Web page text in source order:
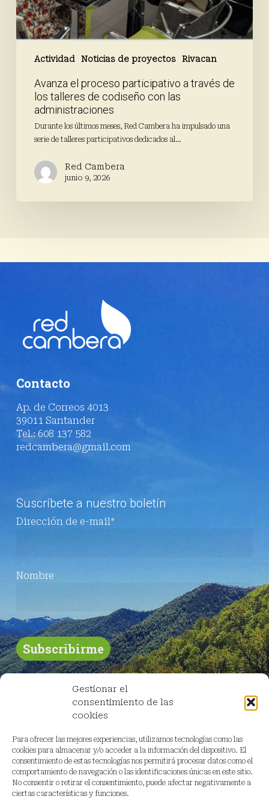
Gestionar el
consentimiento de las
cookies
Para ofrecer las mejores experiencias, utilizamos tecnologías como las
cookies para almacenar y/o acceder a la información del dispositivo. El
consentimiento de estas tecnologías nos permitirá procesar datos como el
comportamiento de navegación o las identificaciones únicas en este sitio.
No consentir o retirar el consentimiento, puede afectar negativamente a
ciertas características y funciones.
Actividad Noticias de proyectos Rivacan
Avanza el proceso participativo a través de
los talleres de codiseño con las
administraciones
Durante los últimos meses, Red Cambera ha impulsado una
serie de talleres participativos dedicados al…
Red Cambera
junio 9, 2026
Contacto
Ap. de Correos 4013
39011 Santander
Tel.: 608 137 582
redcambera@gmail.com
Suscríbete a nuestro boletín
Dirección de e-mail*
Nombre